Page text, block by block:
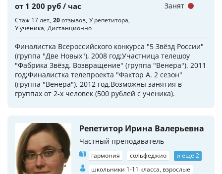
от 1 200 руб / час
Стаж 17 лет 20отзывов У репетитора
У ученика Дистанционно
Финалистка Всероссийского конкурса "5 Звёзд России"
(группа "Две Новых"), 2008 год;Участница телешоу
"Фабрика Звёзд. Возвращение" (группа "Венера"), 2011
год;Финалистка телепроекта "Фактор А. 2 сезон"
(группа "Венера"), 2012 год.Возможны занятия в
группах от 2-х человек (500 рублей с ученика).
Занят
Репетитор Ирина Валерьевна
Частный преподаватель
гармония сольфеджио
и еще 2
школьники 1-11 класса, взрослые